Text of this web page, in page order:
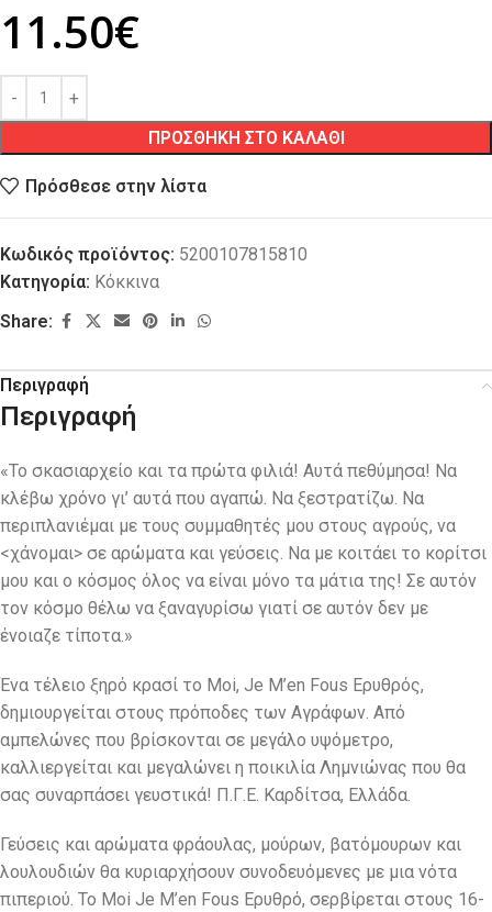
11.50€
ΠΡΟΣΘΗΚΗ ΣΤΟ ΚΑΛΑΘΙ
Πρόσθεσε στην λίστα
Κωδικός προϊόντος: 5200107815810
Κατηγορία: Κόκκινα
Share:
Περιγραφή
Περιγραφή
«Το σκασιαρχείο και τα πρώτα φιλιά! Αυτά πεθύμησα! Να
κλέβω χρόνο γι’ αυτά που αγαπώ. Να ξεστρατίζω. Να
περιπλανιέμαι με τους συμμαθητές μου στους αγρούς, να
<χάνομαι> σε αρώματα και γεύσεις. Να με κοιτάει το κορίτσι
μου και ο κόσμος όλος να είναι μόνο τα μάτια της! Σε αυτόν
τον κόσμο θέλω να ξαναγυρίσω γιατί σε αυτόν δεν με
ένοιαζε τίποτα.»
Ένα τέλειο ξηρό κρασί το Moi, Je M’en Fous Ερυθρός,
δημιουργείται στους πρόποδες των Αγράφων. Από
αμπελώνες που βρίσκονται σε μεγάλο υψόμετρο,
καλλιεργείται και μεγαλώνει η ποικιλία Λημνιώνας που θα
σας συναρπάσει γευστικά! Π.Γ.Ε. Καρδίτσα, Ελλάδα.
Γεύσεις και αρώματα φράουλας, μούρων, βατόμουρων και
λουλουδιών θα κυριαρχήσουν συνοδευόμενες με μια νότα
πιπεριού. Το Moi Je M’en Fous Ερυθρό, σερβίρεται στους 16-